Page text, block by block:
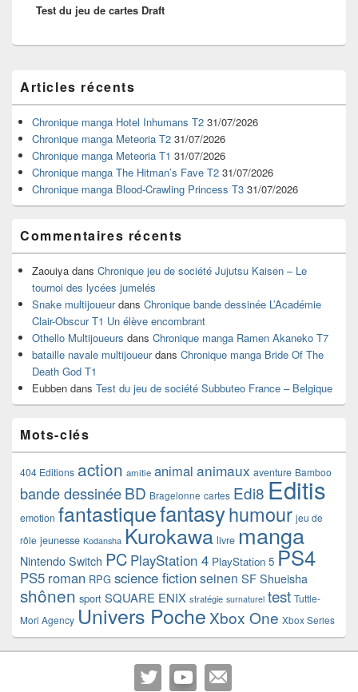
suivant :
Test du jeu de cartes Draft
principale
de
widget
pour
barre
latérale
Articles récents
Chronique manga Hotel Inhumans T2 31/07/2026
Chronique manga Meteoria T2 31/07/2026
Chronique manga Meteoria T1 31/07/2026
Chronique manga The Hitman’s Fave T2 31/07/2026
Chronique manga Blood-Crawling Princess T3 31/07/2026
Commentaires récents
Zaouiya dans Chronique jeu de société Jujutsu Kaisen – Le
tournoi des lycées jumelés
Snake multijoueurdans Chronique bande dessinée L’Académie
Clair-Obscur T1 Un élève encombrant
Othello Multijoueurs dans Chronique manga Ramen Akaneko T7
bataille navale multijoueurdans Chronique manga Bride Of The
Death God T1
Eubben dans Test du jeu de société Subbuteo France – Belgique
Mots-clés
404 Editions action amitie animal animaux aventure Bamboo
bande dessinéeBD Bragelonne cartes Edi8 Editis
emotion fantastiquefantasyhumour jeu de
rôle jeunesse Kodansha Kurokawa livre manga
Nintendo Switch PC PlayStation 4 PlayStation 5 PS4
PS5 roman RPG science fictionseinen SF Shueisha
shônen sport SQUARE ENIX stratégie surnaturel test Tuttle-
Mori Agency Univers Poche Xbox One Xbox Series